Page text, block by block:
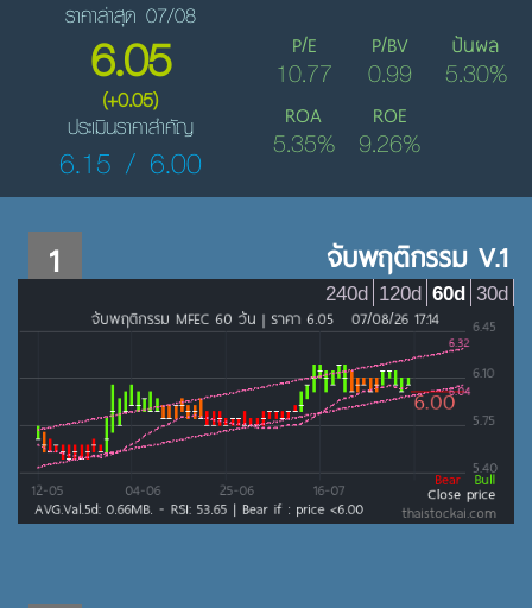
ราคาล่าสุด 07/08
6.05
(+0.05)
ประเมินราคาสำคัญ
6.15 / 6.00
P/E
10.77
P/BV
0.99
ปันผล
5.30%
ROA
5.35%
ROE
9.26%
1 จับพฤติกรรม V.1
30d
60d
120d
240d